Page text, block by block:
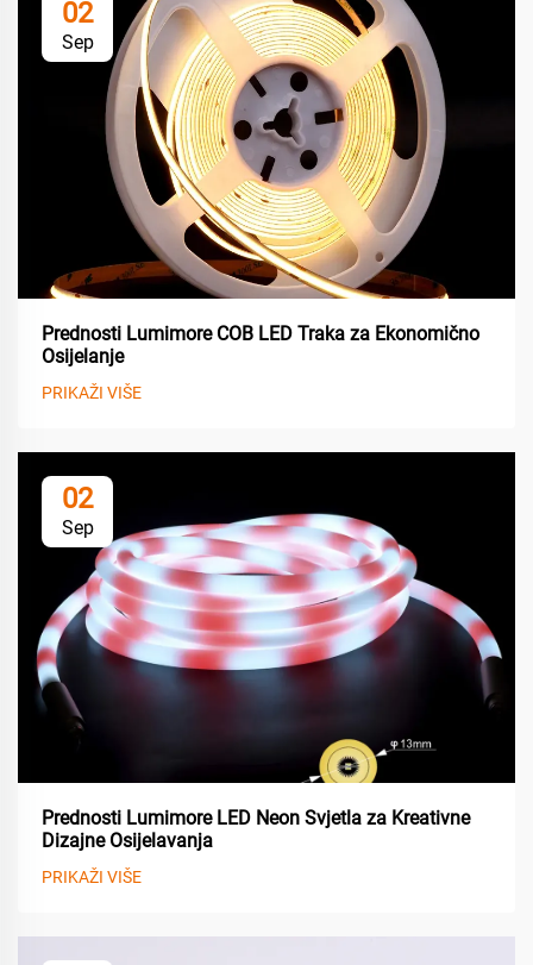
02
Sep
Prednosti Lumimore COB LED Traka za Ekonomično
Osijelanje
PRIKAŽI VIŠE
02
Sep
Prednosti Lumimore LED Neon Svjetla za Kreativne
Dizajne Osijelavanja
PRIKAŽI VIŠE